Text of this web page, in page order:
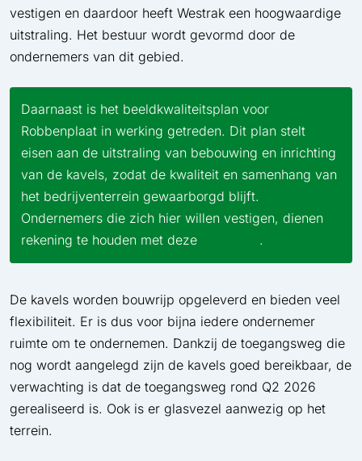
vestigen en daardoor heeft Westrak een hoogwaardige
uitstraling. Het bestuur wordt gevormd door de
ondernemers van dit gebied.
Daarnaast is het beeldkwaliteitsplan voor
Robbenplaat in werking getreden. Dit plan stelt
eisen aan de uitstraling van bebouwing en inrichting
van de kavels, zodat de kwaliteit en samenhang van
het bedrijventerrein gewaarborgd blijft.
Ondernemers die zich hier willen vestigen, dienen
rekening te houden met deze
.
De kavels worden bouwrijp opgeleverd en bieden veel
flexibiliteit. Er is dus voor bijna iedere ondernemer
ruimte om te ondernemen. Dankzij de toegangsweg die
nog wordt aangelegd zijn de kavels goed bereikbaar, de
verwachting is dat de toegangsweg rond Q2 2026
gerealiseerd is. Ook is er glasvezel aanwezig op het
terrein.